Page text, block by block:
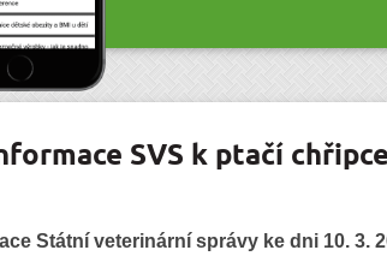
SVS k ptačí chřipce
Státní veterinární správy ke dni 10. 3.